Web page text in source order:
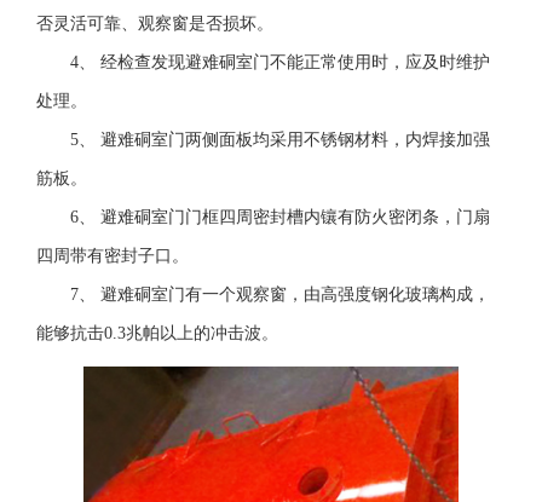
否灵活可靠、观察窗是否损坏。
4、 经检查发现避难硐室门不能正常使用时，应及时维护
处理。
5、 避难硐室门两侧面板均采用不锈钢材料，内焊接加强
筋板。
6、 避难硐室门门框四周密封槽内镶有防火密闭条，门扇
四周带有密封子口。
7、 避难硐室门有一个观察窗，由高强度钢化玻璃构成，
能够抗击0.3兆帕以上的冲击波。